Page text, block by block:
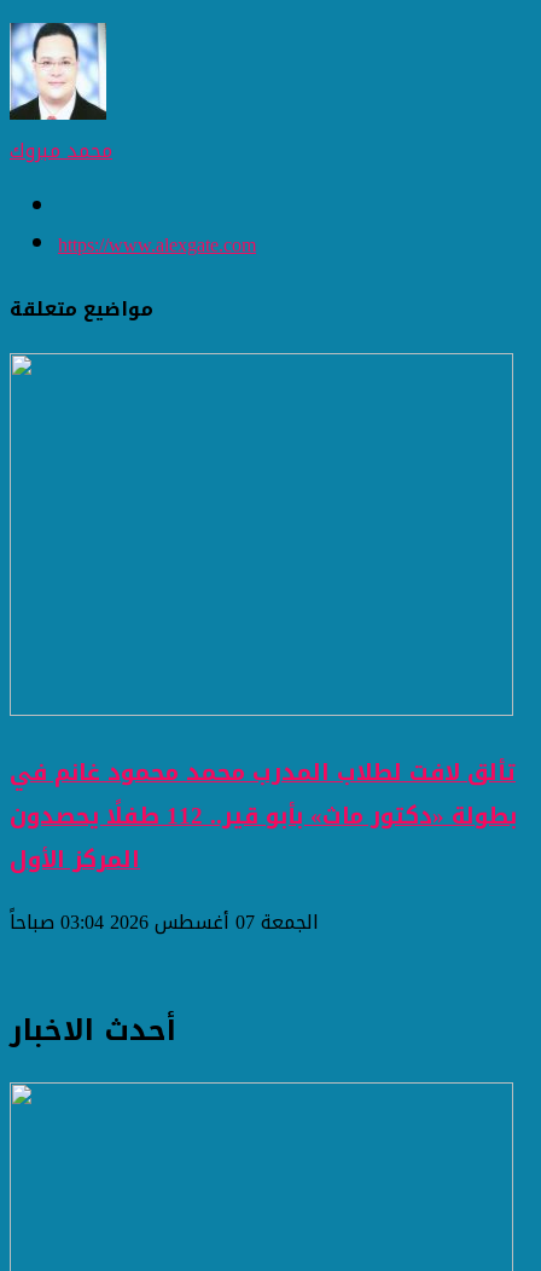
محمد مبروك
https://www.alexgate.com
مواضيع متعلقة
تألق لافت لطلاب المدرب محمد محمود غانم في
بطولة «دكتور ماث» بأبو قير.. 112 طفلًا يحصدون
المركز الأول
الجمعة 07 أغسطس 2026 03:04 صباحاً
أحدث الاخبار